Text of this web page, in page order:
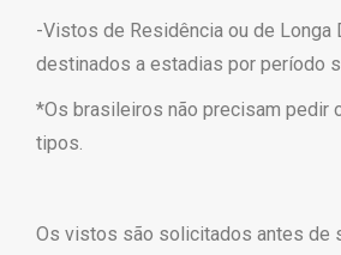
-Vistos de Residência ou de Longa
destinados a estadias por período
*Os brasileiros não precisam pedir
tipos.
Os vistos são solicitados antes de